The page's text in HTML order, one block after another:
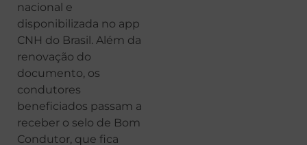
nacional e
disponibilizada no app
CNH do Brasil. Além da
renovação do
documento, os
condutores
beneficiados passam a
receber o selo de Bom
Condutor, que fica